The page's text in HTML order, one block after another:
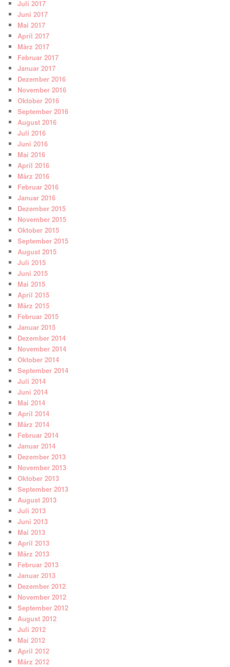
Juli 2017
Juni 2017
Mai 2017
April 2017
März 2017
Februar 2017
Januar 2017
Dezember 2016
November 2016
Oktober 2016
September 2016
August 2016
Juli 2016
Juni 2016
Mai 2016
April 2016
März 2016
Februar 2016
Januar 2016
Dezember 2015
November 2015
Oktober 2015
September 2015
August 2015
Juli 2015
Juni 2015
Mai 2015
April 2015
März 2015
Februar 2015
Januar 2015
Dezember 2014
November 2014
Oktober 2014
September 2014
Juli 2014
Juni 2014
Mai 2014
April 2014
März 2014
Februar 2014
Januar 2014
Dezember 2013
November 2013
Oktober 2013
September 2013
August 2013
Juli 2013
Juni 2013
Mai 2013
April 2013
März 2013
Februar 2013
Januar 2013
Dezember 2012
November 2012
September 2012
August 2012
Juli 2012
Mai 2012
April 2012
März 2012